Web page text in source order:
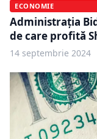
ECONOMIE
Administraţia
de care profită
14 septembrie 2024